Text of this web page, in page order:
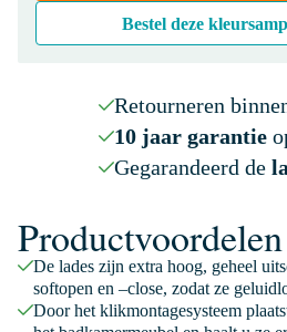
Bestel deze
Retourneren
10 jaar garantie
Gegarandeerd de
Productvoordelen
De lades zijn extra hoog, geheel
softopen en –close, zodat ze
Door het klikmontagesysteem